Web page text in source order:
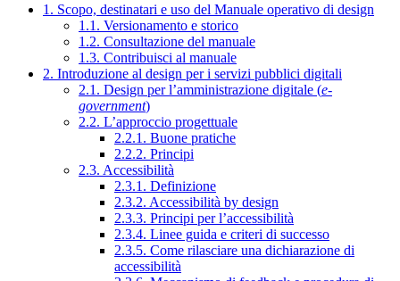
1. Scopo, destinatari e uso del Manuale operativo di design
1.1. Versionamento e storico
1.2. Consultazione del manuale
1.3. Contribuisci al manuale
2. Introduzione al design per i servizi pubblici digitali
2.1. Design per l’amministrazione digitale (e-
government)
2.2. L’approccio progettuale
2.2.1. Buone pratiche
2.2.2. Principi
2.3. Accessibilità
2.3.1. Definizione
2.3.2. Accessibilità by design
2.3.3. Principi per l’accessibilità
2.3.4. Linee guida e criteri di successo
2.3.5. Come rilasciare una dichiarazione di
accessibilità